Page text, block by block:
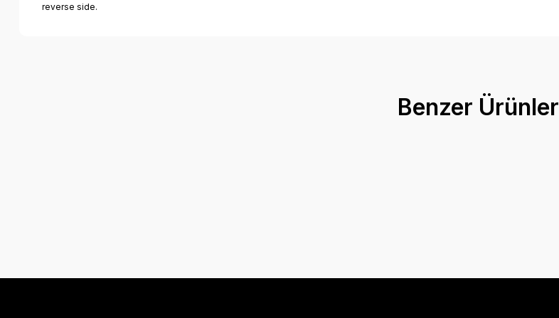
reverse side.
Benzer Ürünler